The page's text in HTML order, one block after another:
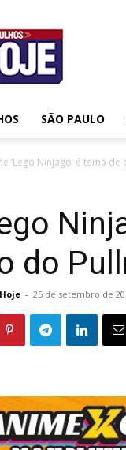
Guarulhos
Hoje
SÃO PAULO
‘Lego Ninjago’ é tema
do
- 25 de setembro de